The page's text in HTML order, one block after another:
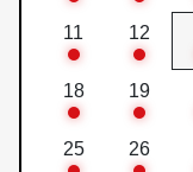
11 12
18 19
25 26